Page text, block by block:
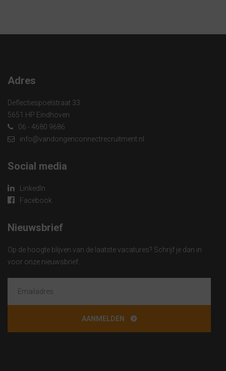
Adres
Deflectiespoelstraat 33
5651 HP Eindhoven
06 - 4680 9686
info@vandongenconnectrecruitment.nl
Social media
LinkedIn
Facebook
Nieuwsbrief
Op de hoogte blijven van de laatste vacatures? Schrijf je dan in
voor onze nieuwsbrief.